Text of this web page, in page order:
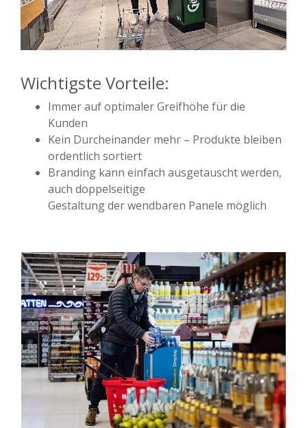
Wichtigste Vorteile:
Immer auf optimaler Greifhöhe für die
Kunden
Kein Durcheinander mehr – Produkte bleiben
ordentlich sortiert
Branding kann einfach ausgetauscht werden,
auch doppelseitige
Gestaltung der wendbaren Panele möglich